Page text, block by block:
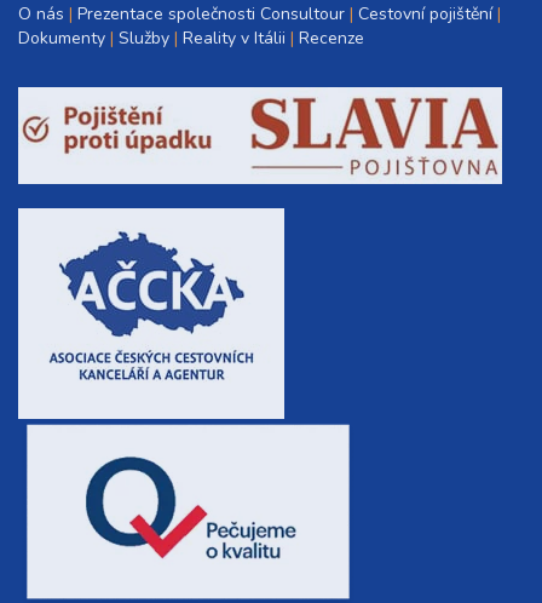
O nás Prezentace společnosti Consultour Cestovní pojištění
Dokumenty Služby Reality v Itálii Recenze